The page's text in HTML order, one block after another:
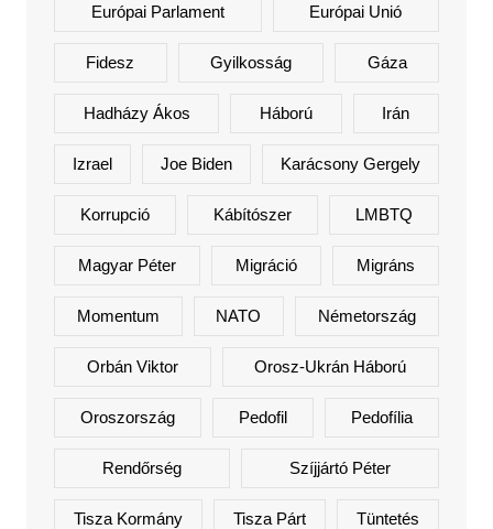
Európai Parlament Európai Unió
Fidesz Gyilkosság Gáza
Hadházy Ákos Háború Irán
Izrael Joe Biden Karácsony Gergely
Korrupció Kábítószer LMBTQ
Magyar Péter Migráció Migráns
Momentum NATO Németország
Orbán Viktor Orosz-Ukrán Háború
Oroszország Pedofil Pedofília
Rendőrség Szíjjártó Péter
Tisza Kormány Tisza Párt Tüntetés